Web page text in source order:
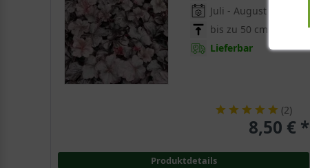
Juli - August
bis zu 50 cm
Lieferbar
(2)
8,50 € *
Produktdetails